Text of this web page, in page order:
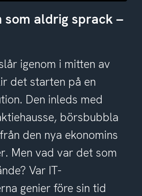
som aldrig sprack –
igenom i mitten av
det starten på en
Den inleds med
börsbubbla
den nya ekonomins
Men vad var det som
Var IT-
genier före sin tid